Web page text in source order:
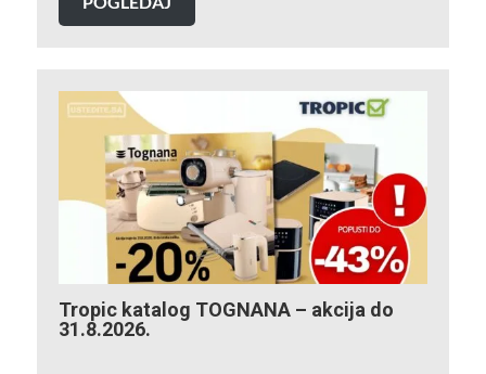
Tropic katalog TOGNANA – akcija do
31.8.2026.